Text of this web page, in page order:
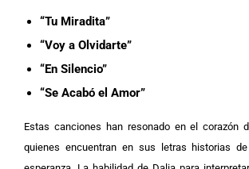
“Tu Miradita”
“Voy a Olvidarte”
“En Silencio”
“Se Acabó el Amor”
Estas canciones han resonado en el corazón
quienes encuentran en sus letras historias